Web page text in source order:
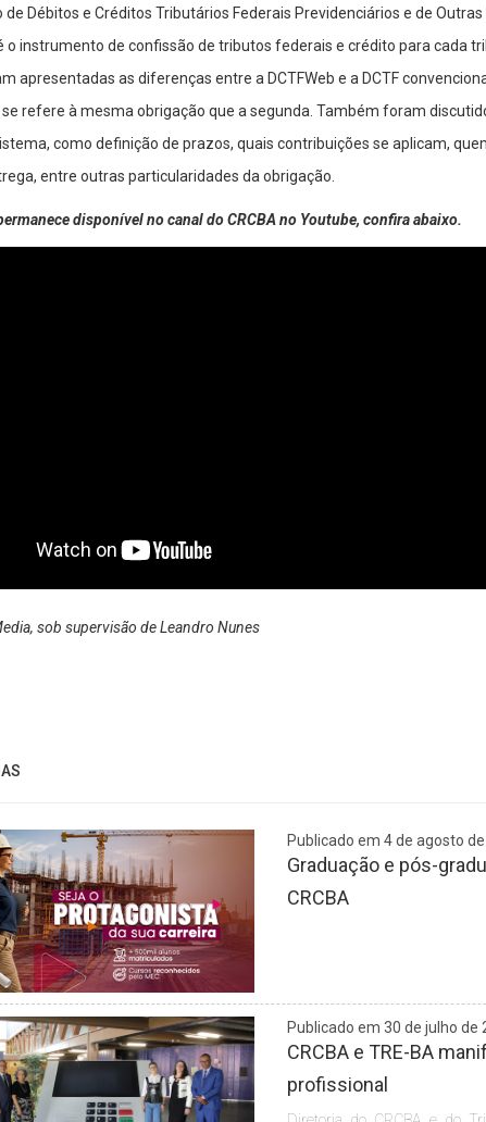
de Débitos e Créditos Tributários Federais Previdenciários e de
o instrumento de confissão de tributos federais e crédito para cada
apresentadas as diferenças entre a DCTFWeb e a DCTF
refere à mesma obrigação que a segunda. Também foram
como definição de prazos, quais contribuições se aplicam,
entre outras particularidades da obrigação.
disponível no canal do CRCBA no Youtube, confira abaixo.
sob supervisão de Leandro Nunes
Publicado em 4 de agosto
Graduação e pós-
CRCBA
Publicado em 30 de julho de
CRCBA e TRE-BA
profissional